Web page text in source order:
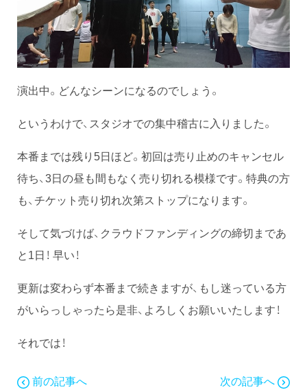
演出中。どんなシーンになるのでしょう。
というわけで、スタジオでの集中稽古に入りました。
本番までは残り5日ほど。初回は売り止めのキャンセル
待ち、3日の昼も間もなく売り切れる模様です。特典の方
も、チケット売り切れ次第ストップになります。
そして気づけば、クラウドファンディングの締切まであ
と1日！ 早い！
更新は変わらず本番まで続きますが、もし迷っている方
がいらっしゃったら是非、よろしくお願いいたします！
それでは！
前の記事へ 次の記事へ